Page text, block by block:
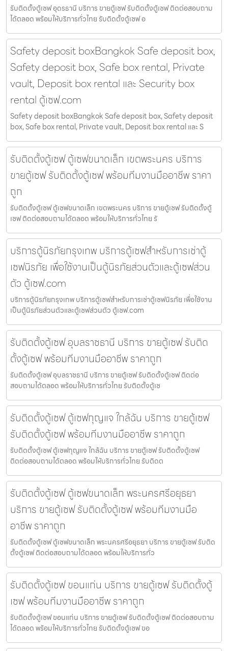
รับติดตั้งตู้เซฟ อุดรธานี บริการ ขายตู้เซฟ รับติดตั้งตู้เซฟ ติดต่อสอบถาม
ได้ตลอด พร้อมให้บริการทั่วไทย รับติดตั้งตู้เซฟ อ
Safety deposit boxBangkok Safe deposit box,
Safety deposit box, Safe box rental, Private
vault, Deposit box rental และ Security box
rental ตู้เซฟ.com
Safety deposit boxBangkok Safe deposit box, Safety deposit
box, Safe box rental, Private vault, Deposit box rental และ S
รับติดตั้งตู้เซฟ ตู้เซฟขนาดเล็ก เขตพระนคร บริการ
ขายตู้เซฟ รับติดตั้งตู้เซฟ พร้อมทีมงานมืออาชีพ ราคา
ถูก
รับติดตั้งตู้เซฟ ตู้เซฟขนาดเล็ก เขตพระนคร บริการ ขายตู้เซฟ รับติดตั้งตู้
เซฟ ติดต่อสอบถามได้ตลอด พร้อมให้บริการทั่วไทย รั
บริการตู้นิรภัยกรุงเทพ บริการตู้เซฟสำหรับการเช่าตู้
เซฟนิรภัย เพื่อใช้งานเป็นตู้นิรภัยส่วนตัวและตู้เซฟส่วน
ตัว ตู้เซฟ.com
บริการตู้นิรภัยกรุงเทพ บริการตู้เซฟสำหรับการเช่าตู้เซฟนิรภัย เพื่อใช้งาน
เป็นตู้นิรภัยส่วนตัวและตู้เซฟส่วนตัว ตู้เซฟ.com
รับติดตั้งตู้เซฟ อุบลราชธานี บริการ ขายตู้เซฟ รับติด
ตั้งตู้เซฟ พร้อมทีมงานมืออาชีพ ราคาถูก
รับติดตั้งตู้เซฟ อุบลราชธานี บริการ ขายตู้เซฟ รับติดตั้งตู้เซฟ ติดต่อ
สอบถามได้ตลอด พร้อมให้บริการทั่วไทย รับติดตั้งตู้เซ
รับติดตั้งตู้เซฟ ตู้เซฟกุญแจ ใกล้ฉัน บริการ ขายตู้เซฟ
รับติดตั้งตู้เซฟ พร้อมทีมงานมืออาชีพ ราคาถูก
รับติดตั้งตู้เซฟ ตู้เซฟกุญแจ ใกล้ฉัน บริการ ขายตู้เซฟ รับติดตั้งตู้เซฟ
ติดต่อสอบถามได้ตลอด พร้อมให้บริการทั่วไทย รับติดต
รับติดตั้งตู้เซฟ ตู้เซฟขนาดเล็ก พระนครศรีอยุธยา
บริการ ขายตู้เซฟ รับติดตั้งตู้เซฟ พร้อมทีมงานมือ
อาชีพ ราคาถูก
รับติดตั้งตู้เซฟ ตู้เซฟขนาดเล็ก พระนครศรีอยุธยา บริการ ขายตู้เซฟ รับติด
ตั้งตู้เซฟ ติดต่อสอบถามได้ตลอด พร้อมให้บริการทั่ว
รับติดตั้งตู้เซฟ ขอนแก่น บริการ ขายตู้เซฟ รับติดตั้งตู้
เซฟ พร้อมทีมงานมืออาชีพ ราคาถูก
รับติดตั้งตู้เซฟ ขอนแก่น บริการ ขายตู้เซฟ รับติดตั้งตู้เซฟ ติดต่อสอบถาม
ได้ตลอด พร้อมให้บริการทั่วไทย รับติดตั้งตู้เซฟ ขอ